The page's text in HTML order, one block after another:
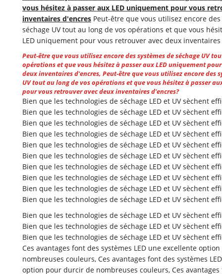
vous hésitez à passer aux LED uniquement pour vous
inventaires d'encres Peut-être que vous utilisez encore
séchage UV tout au long de vos opérations et que vous
LED uniquement pour vous retrouver avec deux
Peut-être que vous utilisez encore des systèmes de séchage UV
opérations et que vous hésitez à passer aux LED uniquement
deux inventaires d'encres, Peut-être que vous utilisez encore des
UV tout au long de vos opérations et que vous hésitez à passer
pour vous retrouver avec deux inventaires d'encres?
Bien que les technologies de séchage LED et UV sèchent
Bien que les technologies de séchage LED et UV sèchent
Bien que les technologies de séchage LED et UV sèchent
Bien que les technologies de séchage LED et UV sèchent
Bien que les technologies de séchage LED et UV sèchent
Bien que les technologies de séchage LED et UV sèchent
Bien que les technologies de séchage LED et UV sèchent
Bien que les technologies de séchage LED et UV sèchent
Bien que les technologies de séchage LED et UV sèchent
Bien que les technologies de séchage LED et UV sèchent
Bien que les technologies de séchage LED et UV sèchent
Bien que les technologies de séchage LED et UV sèchent
Bien que les technologies de séchage LED et UV sèchent
Ces avantages font des systèmes LED une excellente
nombreuses couleurs, Ces avantages font des systèmes
option pour durcir de nombreuses couleurs, Ces avantages